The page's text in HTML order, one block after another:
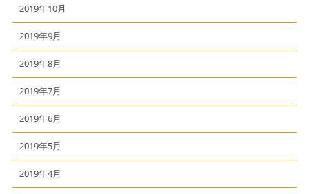
2019年10月
2019年9月
2019年8月
2019年7月
2019年6月
2019年5月
2019年4月